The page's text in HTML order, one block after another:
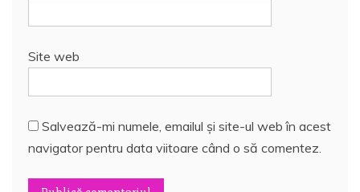
Site web
Salvează-mi numele, emailul și site-ul web în acest
navigator pentru data viitoare când o să comentez.